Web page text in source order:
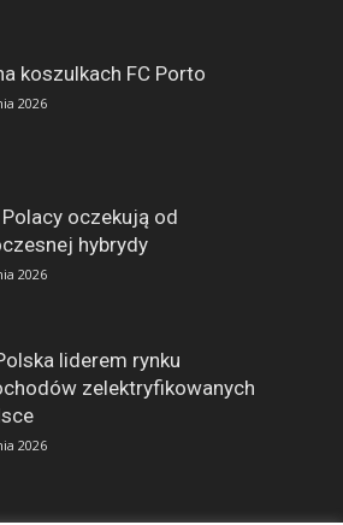
koszulkach FC Porto
2026
oczekują od
hybrydy
2026
liderem rynku
zelektryfikowanych
2026